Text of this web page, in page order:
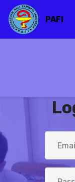
PAFI